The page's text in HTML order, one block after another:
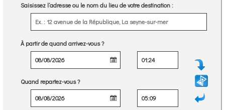
Saisissez l’adresse ou le nom du lieu de votre destination :
À partir de quand arrivez-vous ?
Quand repartez-vous ?